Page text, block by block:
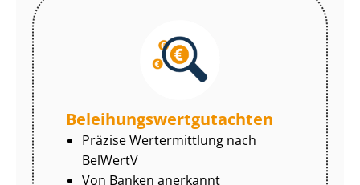
Be­lei­hungs­wert­gut­ach­ten
Präzise Wertermittlung nach
BelWertV
Von Banken anerkannt